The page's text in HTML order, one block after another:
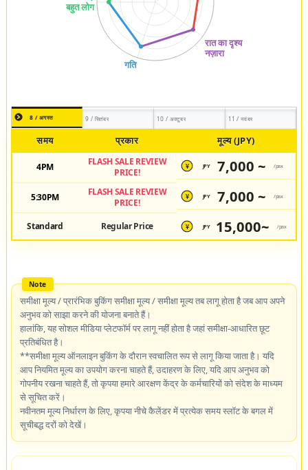
8 / अगस्त 9 / सितंबर 10 / अक्टूबर 11 / नवंबर
समय प्रकार मूल्य (JPY)
4PM
FLASH SALE REVIEW
PRICE!
¥ JPY 7,000 ~ /pax
5:30PM
FLASH SALE REVIEW
PRICE!
¥ JPY 7,000 ~ /pax
Standard Regular Price ¥ JPY 15,000~ /pax
समीक्षा मूल्य / प्रारंभिक बुकिंग समीक्षा मूल्य / समीक्षा मूल्य तब लागू होता है जब आप अपने
अनुभव को साझा करने की योजना बनाते हैं।
हालांकि, यह सोशल मीडिया प्लेटफॉर्म पर लागू नहीं होता है जहां समीक्षा-आधारित छूट
प्रतिबंधित है।
**समीक्षा मूल्य ऑनलाइन बुकिंग के दौरान स्वचालित रूप से लागू किया जाता है। यदि
आप नियमित मूल्य का उपयोग करना चाहते हैं, उदाहरण के लिए, यदि आप अनुभव को
गोपनीय रखना चाहते हैं, तो कृपया हमारे आरक्षण केंद्र के कर्मचारियों को संदेश के माध्यम
से सूचित करें।
नवीनतम मूल्य निर्धारण के लिए, कृपया नीचे कैलेंडर में प्रत्येक समय स्लॉट के बगल में
सूचीबद्ध दरों को देखें।